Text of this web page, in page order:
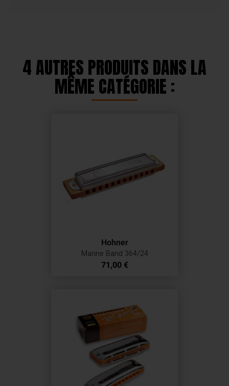
4 AUTRES PRODUITS DANS LA
MÊME CATÉGORIE :
Hohner
Marine Band 364/24
Prix
71,00 €